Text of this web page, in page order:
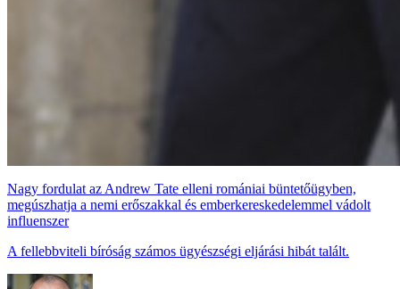
Nagy fordulat az Andrew Tate elleni romániai büntetőügyben,
megúszhatja a nemi erőszakkal és emberkereskedelemmel vádolt
influenszer
A fellebbviteli bíróság számos ügyészségi eljárási hibát talált.